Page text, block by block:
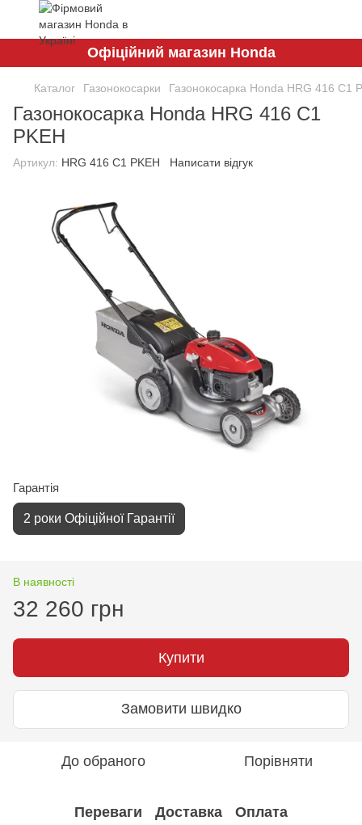
Офіційний магазин Honda
Каталог Газонокосарки Газонокосарка Honda HRG 416 C1
Газонокосарка Honda HRG 416 C1
PKEH
Артикул: HRG 416 C1 PKEH Написати відгук
Гарантiя
2 роки Офіційної Гарантії
В наявності
32 260 грн
Купити
Замовити швидко
До обраного Порівняти
Переваги Доставка Оплата